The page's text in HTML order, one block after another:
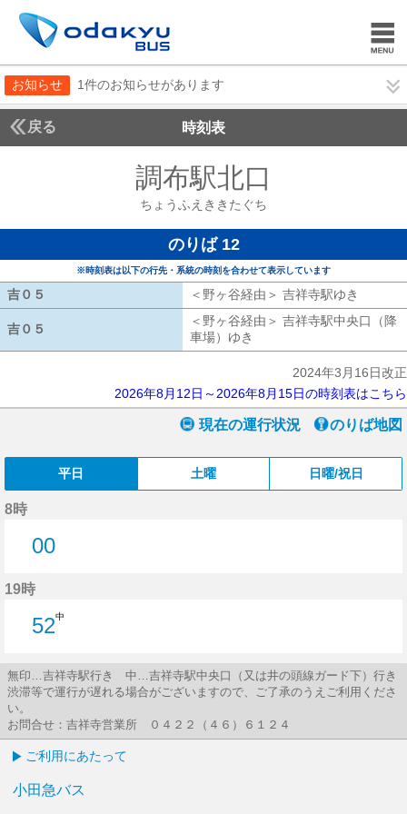
お知らせ 1件のお知らせがあります
戻る 時刻表
調布駅北口
ちょうふえききたぐち
のりば 12
※時刻表は以下の行先・系統の時刻を合わせて表示しています
吉０５ ＜野ヶ谷経由＞ 吉祥寺駅ゆき
吉０５
＜野ヶ谷経由＞ 吉祥寺駅中央口（降
車場）ゆき
2024年3月16日改正
2026年8月12日～2026年8月15日の時刻表はこちら
現在の運行状況 のりば地図
平日 土曜 日曜/祝日
8時
00
19時
52中
無印…吉祥寺駅行き 中…吉祥寺駅中央口（又は井の頭線ガード下）行き
渋滞等で運行が遅れる場合がございますので、ご了承のうえご利用くださ
い。
お問合せ：吉祥寺営業所 ０４２２（４６）６１２４
ご利用にあたって
小田急バス